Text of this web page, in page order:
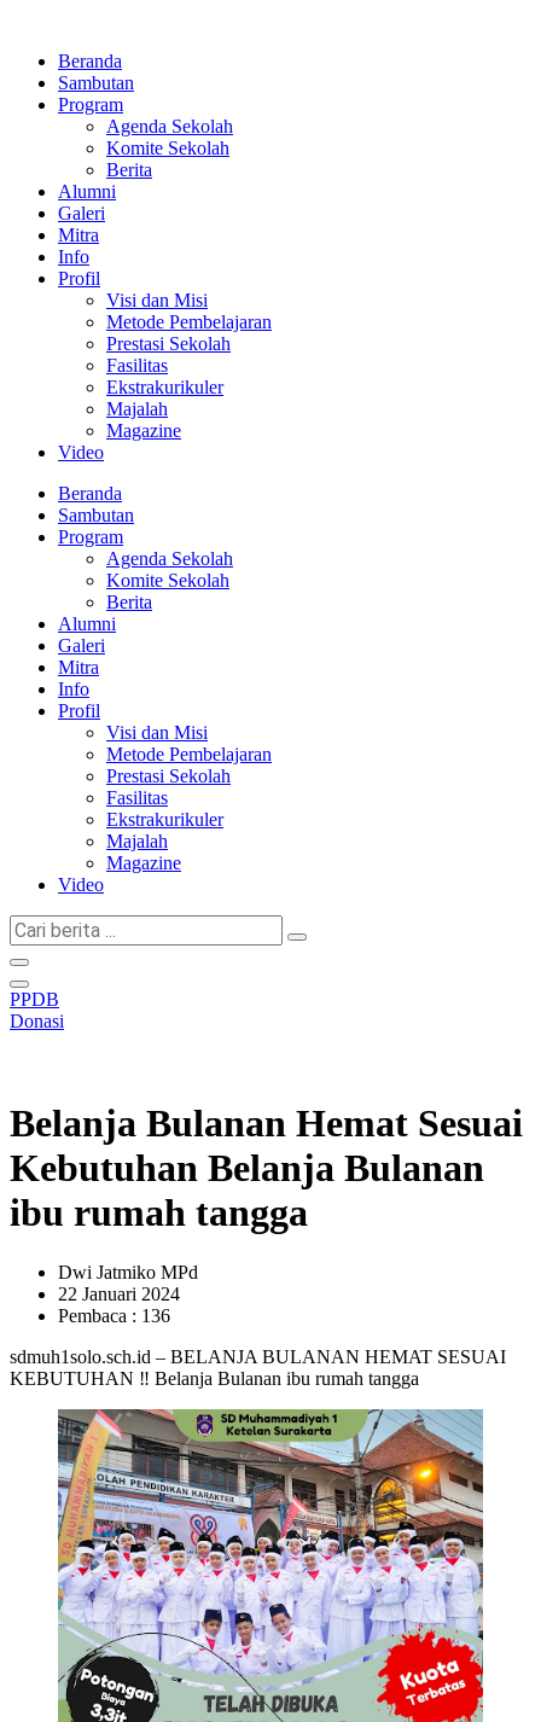
kontenBeranda
Sambutan
Program
Agenda Sekolah
Komite Sekolah
Berita
Alumni
Galeri
Mitra
Info
Profil
Visi dan Misi
Metode Pembelajaran
Prestasi Sekolah
Fasilitas
Ekstrakurikuler
Majalah
Magazine
Video
Beranda
Sambutan
Program
Agenda Sekolah
Komite Sekolah
Berita
Alumni
Galeri
Mitra
Info
Profil
Visi dan Misi
Metode Pembelajaran
Prestasi Sekolah
Fasilitas
Ekstrakurikuler
Majalah
Magazine
Video
Cari
berita
...
PPDB
Donasi
Belanja Bulanan Hemat Sesuai
Kebutuhan Belanja Bulanan
ibu rumah tangga
Dwi Jatmiko MPd
22 Januari 2024
Pembaca : 136
sdmuh1solo.sch.id – BELANJA BULANAN HEMAT SESUAI
KEBUTUHAN ‼️ Belanja Bulanan ibu rumah tangga